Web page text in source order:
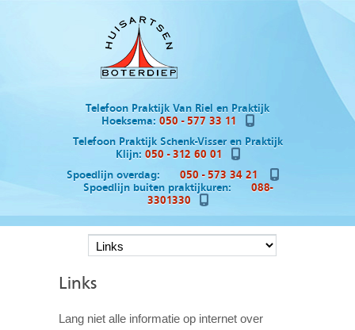
Telefoon Praktijk Van Riel en Praktijk
Hoeksema: 050 - 577 33 11
Telefoon Praktijk Schenk-Visser en Praktijk
Klijn: 050 - 312 60 01
Spoedlijn overdag:
050 - 573 34 21
Spoedlijn buiten praktijkuren:
088-
3301330
Links
Lang niet alle informatie op internet over